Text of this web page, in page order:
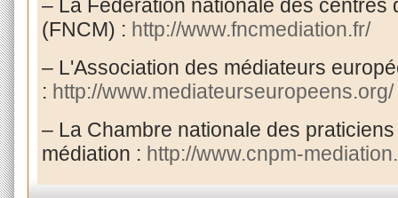
– La Fédération nationale des centres
(FNCM) : http://www.fncmediation.fr/
– L'Association des médiateurs
: http://www.mediateurseuropeens.org/
– La Chambre nationale des
médiation : http://www.cnpm-